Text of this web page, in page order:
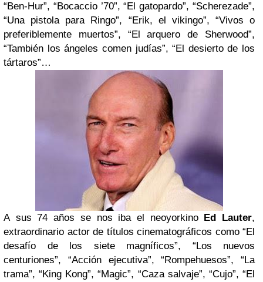
“Ben-Hur”, “Bocaccio ’70”, “El gatopardo”, “Scherezade”,
“Una pistola para Ringo”, “Erik, el vikingo”, “Vivos o
preferiblemente muertos”, “El arquero de Sherwood”,
“También los ángeles comen judías”, “El desierto de los
tártaros”…
A sus 74 años se nos iba el neoyorkino Ed Lauter,
extraordinario actor de títulos cinematográficos como “El
desafío de los siete magníficos”, “Los nuevos
centuriones”, “Acción ejecutiva”, “Rompehuesos”, “La
trama”, “King Kong”, “Magic”, “Caza salvaje”, “Cujo”, “El